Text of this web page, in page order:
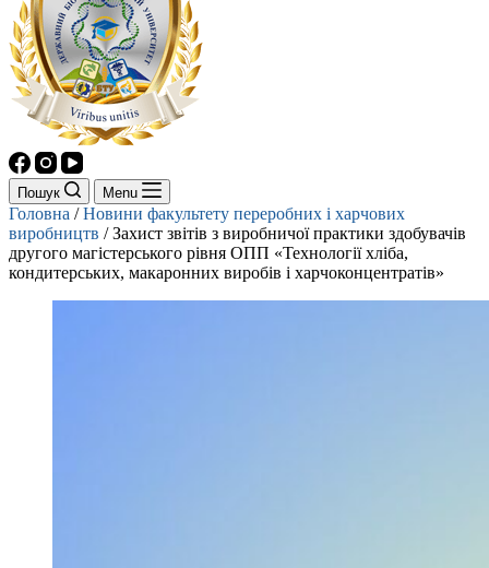
Пошук Menu
Головна /Новини факультету переробних і харчових
виробництв /Захист звітів з виробничої практики здобувачів
другого магістерського рівня ОПП «Технології хліба,
кондитерських, макаронних виробів і харчоконцентратів»